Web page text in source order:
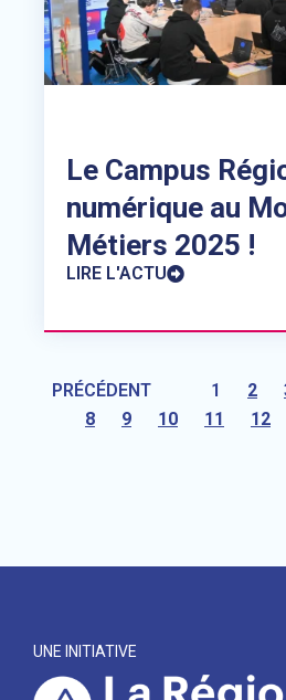
Le Campus
numérique au
Métiers 2025 !
LIRE L'ACTU
PRÉCÉDENT 1 2
8
9 10 11 12
UNE INITIATIVE